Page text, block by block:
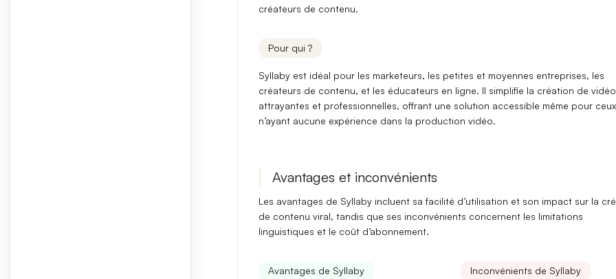
créateurs de contenu.
Pour qui ?
Syllaby est idéal pour les marketeurs, les petites et moyennes entreprises, les
créateurs de contenu, et les éducateurs en ligne. Il simplifie la création de
attrayantes et professionnelles, offrant une solution accessible même pour ceux
n’ayant aucune expérience dans la production vidéo.
Avantages et inconvénients
Les avantages de Syllaby incluent sa facilité d’utilisation et son impact sur la
de contenu viral, tandis que ses inconvénients concernent les limitations
linguistiques et le coût d’abonnement.
Avantages de Syllaby Inconvénients de Syllaby